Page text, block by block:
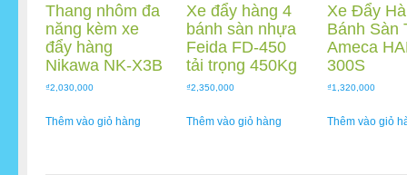
Thang nhôm đa
năng kèm xe
đẩy hàng
Nikawa NK-X3B
₫2,030,000
Thêm vào giỏ hàng
Xe đẩy hàng 4
bánh sàn nhựa
Feida FD-450
tải trọng 450Kg
₫2,350,000
Thêm vào giỏ hàng
Xe Đẩy
Bánh Sàn
Ameca
300S
₫1,320,000
Thêm vào giỏ